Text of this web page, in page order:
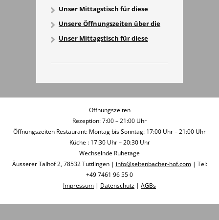
Unser Mittagstisch für diese
Unsere Öffnungszeiten über die
Unser Mittagstisch für diese
Öffnungszeiten
Rezeption: 7:00 – 21:00 Uhr
Öffnungszeiten Restaurant: Montag bis Sonntag: 17:00 Uhr – 21:00 Uhr
Küche : 17:30 Uhr – 20:30 Uhr
Wechselnde Ruhetage
Äusserer Talhof 2, 78532 Tuttlingen | info@seltenbacher-hof.com| Tel:
+49 7461 96 55 0
Impressum | Datenschutz | AGBs